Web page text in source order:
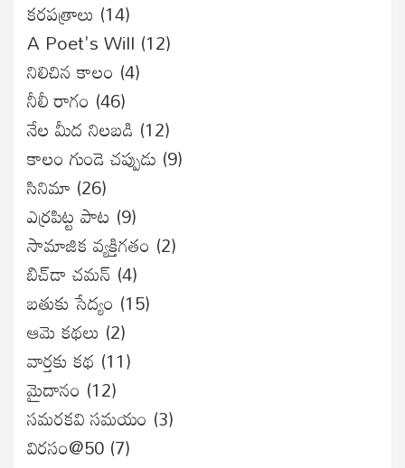
కరపత్రాలు (14)
A Poet's Will (12)
నిలిచిన కాలం (4)
నీలీ రాగం (46)
నేల మీద నిలబడి (12)
కాలం గుండె చప్పుడు (9)
సినిమా (26)
ఎర్రపిట్ట పాట (9)
సామాజిక వ్యక్తిగతం (2)
బిచ్‌డా చమన్ (4)
బతుకు సేద్యం (15)
ఆమె కథలు (2)
వార్తకు కథ (11)
మైదానం (12)
సమరకవి సమయం (3)
విరసం@50 (7)